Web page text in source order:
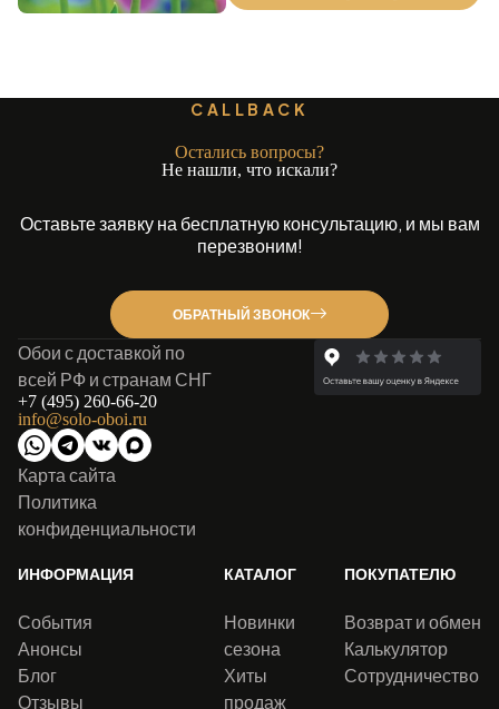
CALLBACK
Остались вопросы?
Не нашли, что искали?
Оставьте заявку на бесплатную консультацию, и мы вам
перезвоним!
ОБРАТНЫЙ ЗВОНОК
Обои с доставкой по
всей РФ и странам СНГ
+7 (495) 260-66-20
info@solo-oboi.ru
Карта сайта
Политика
конфиденциальности
ИНФОРМАЦИЯ
События
Анонсы
Блог
Отзывы
КАТАЛОГ
Новинки
сезона
Хиты
продаж
ПОКУПАТЕЛЮ
Возврат и обмен
Калькулятор
Сотрудничество